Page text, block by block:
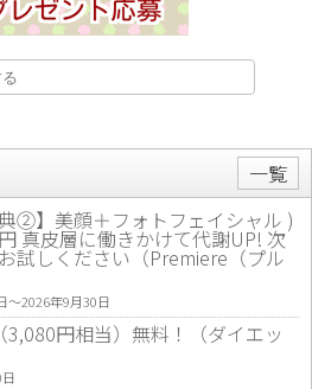
一覧
②】美顔＋フォトフェイシャル )
真皮層に働きかけて代謝UP! 次
試しください（Premiere（プル
〜2026年9月30日
円相当）無料！（ダイエッ